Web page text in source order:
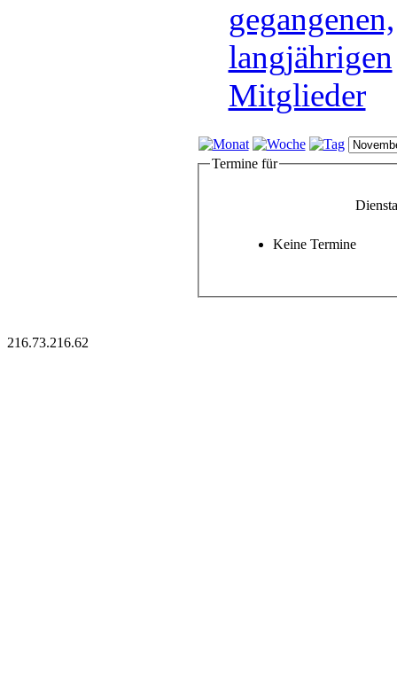
gegangenen,
langjährigen
Mitglieder
Termine für
Keine Termine
216.73.216.62